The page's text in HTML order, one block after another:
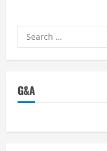
退
ー
ラ
た
の
Search
for:
G&A